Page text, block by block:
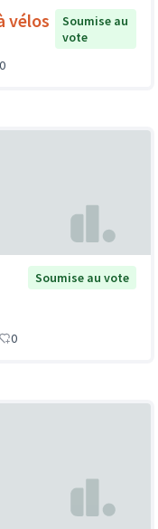
vélos
Soumise au
vote
0
Soumise au vote
0